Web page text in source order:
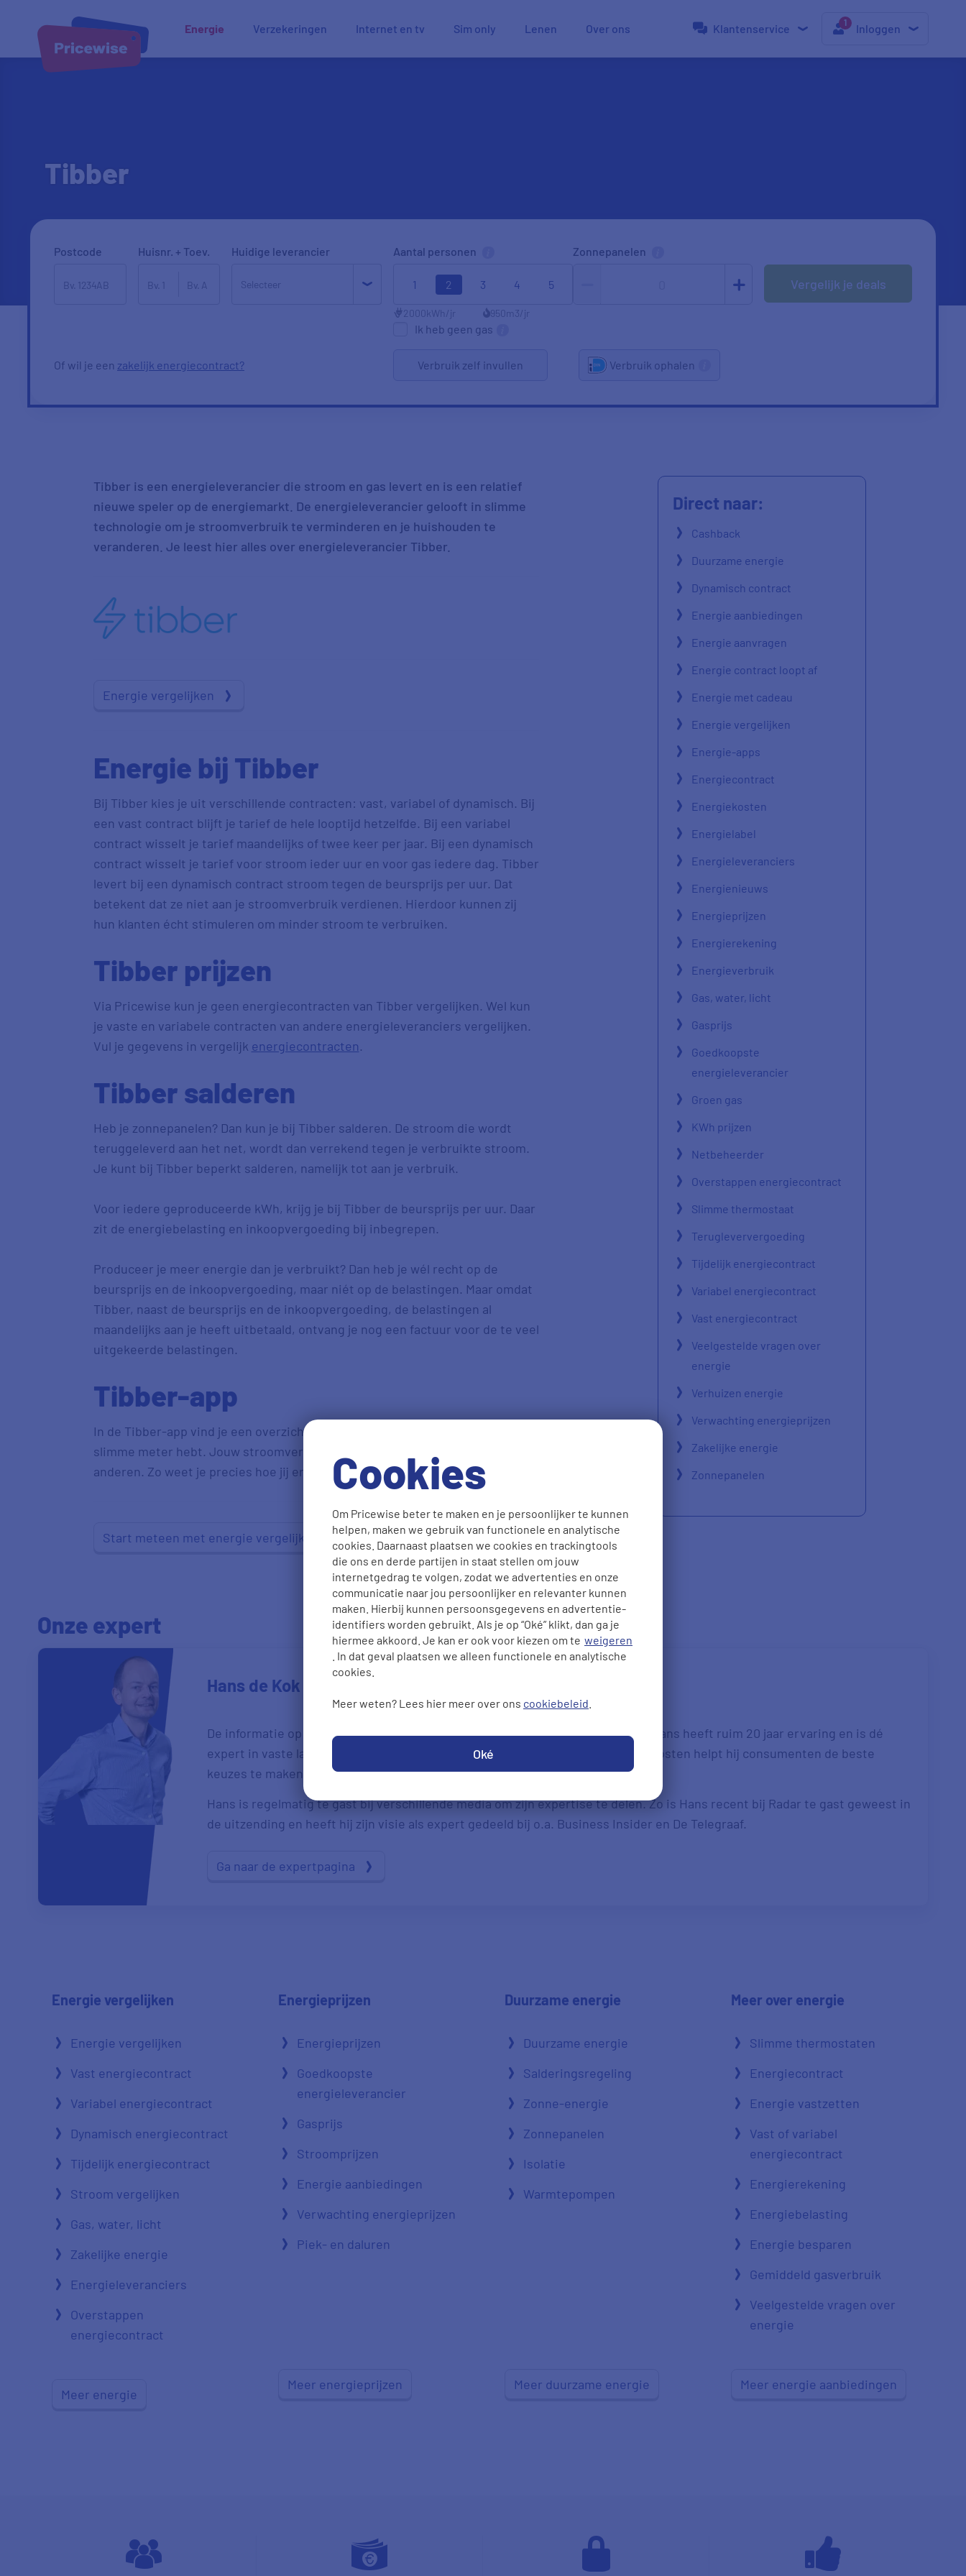
Cookies
Om Pricewise beter te maken en je persoonlijker te kunnen
helpen, maken we gebruik van functionele en analytische
cookies. Daarnaast plaatsen we cookies en trackingtools
die ons en derde partijen in staat stellen om jouw
internetgedrag te volgen, zodat we advertenties en onze
communicatie naar jou persoonlijker en relevanter kunnen
maken. Hierbij kunnen persoonsgegevens en advertentie-
identifiers worden gebruikt. Als je op “Oké” klikt, dan ga je
hiermee akkoord. Je kan er ook voor kiezen om te weigeren
. In dat geval plaatsen we alleen functionele en analytische
cookies.
Meer weten? Lees hier meer over ons cookiebeleid
Oké
Energie Verzekeringen Internet en tv Sim only Lenen Over ons Klantenservice Inloggen
Tibber
Postcode Huisnr. + Toev. Huidige leverancier Aantal personen
1 2 3 4 5
2000kWh/jr 950m3/jr
Zonnepanelen
Ik heb geen gas
Vergelijk je deals
Of wil je een zakelijk energiecontract? Verbruik zelf invullen Verbruik ophalen
Tibber is een energieleverancier die stroom en gas levert en is een relatief
nieuwe speler op de energiemarkt. De energieleverancier gelooft in slimme
technologie om je stroomverbruik te verminderen en je huishouden te
veranderen. Je leest hier alles over energieleverancier Tibber.
Energie vergelijken
Energie bij Tibber
Bij Tibber kies je uit verschillende contracten: vast, variabel of dynamisch. Bij
een vast contract blijft je tarief de hele looptijd hetzelfde. Bij een variabel
contract wisselt je tarief maandelijks of twee keer per jaar. Bij een dynamisch
contract wisselt je tarief voor stroom ieder uur en voor gas iedere dag. Tibber
levert bij een dynamisch contract stroom tegen de beursprijs per uur. Dat
betekent dat ze niet aan je stroomverbruik verdienen. Hierdoor kunnen zij
hun klanten écht stimuleren om minder stroom te verbruiken.
Tibber prijzen
Via Pricewise kun je geen energiecontracten van Tibber vergelijken. Wel kun
je vaste en variabele contracten van andere energieleveranciers vergelijken.
Vul je gegevens in vergelijk energiecontracten.
Tibber salderen
Heb je zonnepanelen? Dan kun je bij Tibber salderen. De stroom die wordt
teruggeleverd aan het net, wordt dan verrekend tegen je verbruikte stroom.
Je kunt bij Tibber beperkt salderen, namelijk tot aan je verbruik.
Voor iedere geproduceerde kWh, krijg je bij Tibber de beursprijs per uur. Daar
zit de energiebelasting en inkoopvergoeding bij inbegrepen.
Produceer je meer energie dan je verbruikt? Dan heb je wél recht op de
beursprijs en de inkoopvergoeding, maar niét op de belastingen. Maar omdat
Tibber, naast de beursprijs en de inkoopvergoeding, de belastingen al
maandelijks aan je heeft uitbetaald, ontvang je nog een factuur voor de te veel
uitgekeerde belastingen.
Tibber-app
In de Tibber-app vind je een overzicht van je stroomverbruik, als je een
slimme meter hebt. Jouw stroomverbruik kun je ook vergelijken met dat van
anderen. Zo weet je precies hoe jij ervoor staat.
Start meteen met energie vergelijken!
Direct naar:
Cashback
Duurzame energie
Dynamisch contract
Energie aanbiedingen
Energie aanvragen
Energie contract loopt af
Energie met cadeau
Energie vergelijken
Energie-apps
Energiecontract
Energiekosten
Energielabel
Energieleveranciers
Energienieuws
Energieprijzen
Energierekening
Energieverbruik
Gas, water, licht
Gasprijs
Goedkoopste
energieleverancier
Groen gas
KWh prijzen
Netbeheerder
Overstappen energiecontract
Slimme thermostaat
Terugleververgoeding
Tijdelijk energiecontract
Variabel energiecontract
Vast energiecontract
Veelgestelde vragen over
energie
Verhuizen energie
Verwachting energieprijzen
Zakelijke energie
Zonnepanelen
Onze expert
Hans de Kok
De informatie op deze pagina is gecontroleerd door onze expert Hans de Kok. Hans heeft ruim 20 jaar ervaring en is dé
expert in vaste lasten. Met zijn kennis over energie, verzekeringen en andere kosten helpt hij consumenten de beste
keuzes te maken.
Hans is regelmatig te gast bij verschillende media om zijn expertise te delen. Zo is Hans recent bij Radar te gast geweest in
de uitzending en heeft hij zijn visie als expert gedeeld bij o.a. Business Insider en De Telegraaf.
Ga naar de expertpagina
Energie vergelijken
Energie vergelijken
Vast energiecontract
Variabel energiecontract
Dynamisch energiecontract
Tijdelijk energiecontract
Stroom vergelijken
Gas, water, licht
Zakelijke energie
Energieleveranciers
Overstappen
energiecontract
Meer energie
Energieprijzen
Energieprijzen
Goedkoopste
energieleverancier
Gasprijs
Stroomprijzen
Energie aanbiedingen
Verwachting energieprijzen
Piek- en daluren
Meer energieprijzen
Duurzame energie
Duurzame energie
Salderingsregeling
Zonne-energie
Zonnepanelen
Isolatie
Warmtepompen
Meer duurzame energie
Meer over energie
Slimme thermostaten
Energiecontract
Energie vastzetten
Vast of variabel
energiecontract
Energierekening
Energiebelasting
Energie besparen
Gemiddeld gasverbruik
Veelgestelde vragen over
energie
Meer energie aanbiedingen